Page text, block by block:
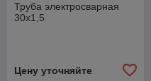
Труба электросварная
30х1,5
Цену уточняйте